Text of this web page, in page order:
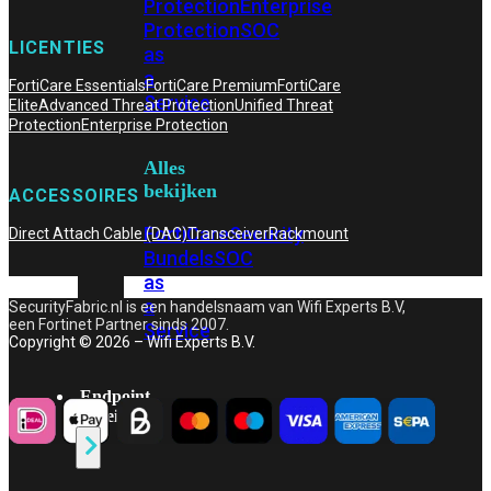
ProtectionEnterprise
ProtectionSOC
as
a
Service
Alles
bekijken
FortiCareSecurity
BundelsSOC
as
a
Service
Endpoint
Beveiliging
LICENTIES
FortiCare EssentialsFortiCare PremiumFortiCare
EliteAdvanced Threat ProtectionUnified Threat
ProtectionEnterprise Protection
ACCESSOIRES
Direct Attach Cable (DAC)TransceiverRackmount
SecurityFabric.nl is een handelsnaam van Wifi Experts B.V,
een Fortinet Partner sinds 2007.
Copyright © 2026 – Wifi Experts B.V.